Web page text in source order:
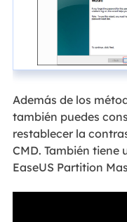
Además de los
también puedes
restablecer la
CMD. También
EaseUS Partition